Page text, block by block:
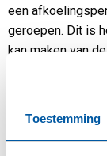
Toestemming
een
geroepen. Dit is
kan maken van
volgen koers na
Verwachtingen